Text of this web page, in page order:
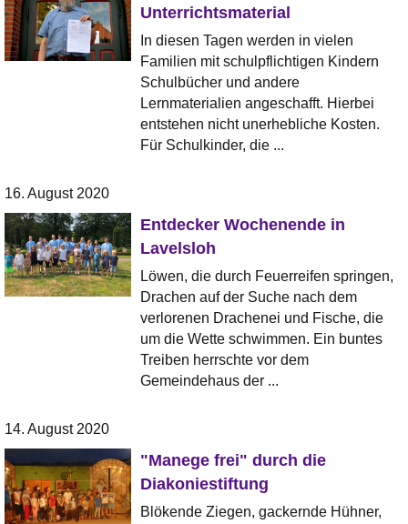
Unterrichtsmaterial
In diesen Tagen werden in vielen
Familien mit schulpflichtigen Kindern
Schulbücher und andere
Lernmaterialien angeschafft. Hierbei
entstehen nicht unerhebliche Kosten.
Für Schulkinder, die ...
16. August 2020
Entdecker Wochenende in
Lavelsloh
Löwen, die durch Feuerreifen springen,
Drachen auf der Suche nach dem
verlorenen Drachenei und Fische, die
um die Wette schwimmen. Ein buntes
Treiben herrschte vor dem
Gemeindehaus der ...
14. August 2020
"Manege frei" durch die
Diakoniestiftung
Blökende Ziegen, gackernde Hühner,